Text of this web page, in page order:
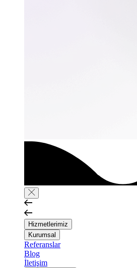
Hizmetlerimiz
Kurumsal
Referanslar
Blog
İletişim